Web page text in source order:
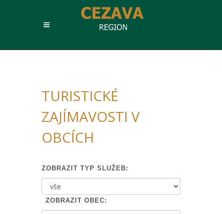
TURISTICKÉ
ZAJÍMAVOSTI V
OBCÍCH
ZOBRAZIT TYP SLUŽEB:
ZOBRAZIT OBEC: